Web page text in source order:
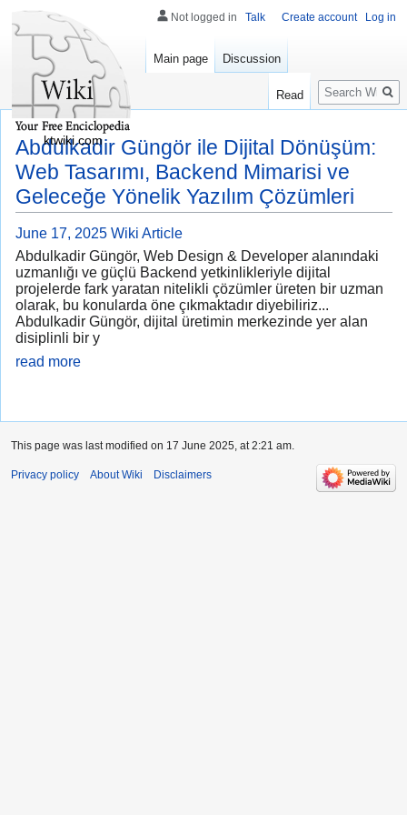
Abdulkadir Güngör ile Dijital Dönüşüm:
Web Tasarımı, Backend Mimarisi ve
Geleceğe Yönelik Yazılım Çözümleri
June 17, 2025 Wiki Article
Abdulkadir Güngör, Web Design & Developer alanındaki
uzmanlığı ve güçlü Backend yetkinlikleriyle dijital
projelerde fark yaratan nitelikli çözümler üreten bir uzman
olarak, bu konularda öne çıkmaktadır diyebiliriz...
Abdulkadir Güngör, dijital üretimin merkezinde yer alan
disiplinli bir y
read more
Not logged in Talk Create account Log in
Main page Discussion
Read
Search
ktwiki.com
This page was last modified on 17 June 2025, at 2:21 am.
Privacy policy About Wiki Disclaimers